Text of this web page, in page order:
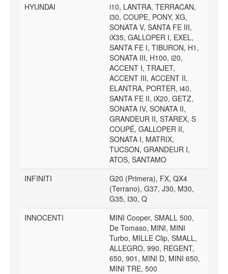
HYUNDAI
i10, LANTRA, TERRACAN,
i30, COUPE, PONY, XG,
SONATA V, SANTA FE III,
iX35, GALLOPER I, EXEL,
SANTA FE I, TIBURON, H1,
SONATA III, H100, i20,
ACCENT I, TRAJET,
ACCENT III, ACCENT II,
ELANTRA, PORTER, i40,
SANTA FE II, iX20, GETZ,
SONATA IV, SONATA II,
GRANDEUR II, STAREX, S
COUPÉ, GALLOPER II,
SONATA I, MATRIX,
TUCSON, GRANDEUR I,
ATOS, SANTAMO
INFINITI
G20 (Primera), FX, QX4
(Terrano), G37, J30, M30,
G35, I30, Q
INNOCENTI
MINI Cooper, SMALL 500,
De Tomaso, MINI, MINI
Turbo, MILLE Clip, SMALL,
ALLEGRO, 990, REGENT,
650, 901, MINI D, MINI 650,
MINI TRE, 500